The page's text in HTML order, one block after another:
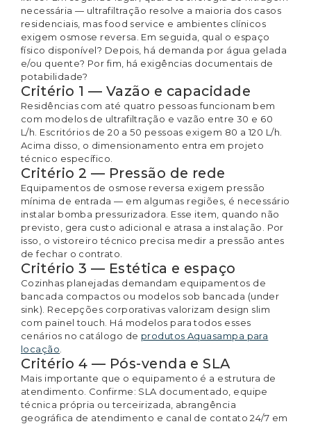
necessária — ultrafiltração resolve a maioria dos casos
residenciais, mas food service e ambientes clínicos
exigem osmose reversa. Em seguida, qual o espaço
físico disponível? Depois, há demanda por água gelada
e/ou quente? Por fim, há exigências documentais de
potabilidade?
Critério 1 — Vazão e capacidade
Residências com até quatro pessoas funcionam bem
com modelos de ultrafiltração e vazão entre 30 e 60
L/h. Escritórios de 20 a 50 pessoas exigem 80 a 120 L/h.
Acima disso, o dimensionamento entra em projeto
técnico específico.
Critério 2 — Pressão de rede
Equipamentos de osmose reversa exigem pressão
mínima de entrada — em algumas regiões, é necessário
instalar bomba pressurizadora. Esse item, quando não
previsto, gera custo adicional e atrasa a instalação. Por
isso, o vistoreiro técnico precisa medir a pressão antes
de fechar o contrato.
Critério 3 — Estética e espaço
Cozinhas planejadas demandam equipamentos de
bancada compactos ou modelos sob bancada (under
sink). Recepções corporativas valorizam design slim
com painel touch. Há modelos para todos esses
cenários no catálogo de produtos Aquasampa para
locação
Critério 4 — Pós-venda e SLA
Mais importante que o equipamento é a estrutura de
atendimento. Confirme: SLA documentado, equipe
técnica própria ou terceirizada, abrangência
geográfica de atendimento e canal de contato 24/7 em